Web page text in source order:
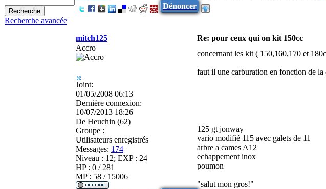
Recherche avancée
Dénoncer
mitch125 Re: pour ceux qui on kit 150cc
Accro
Joint:
01/05/2008 06:13
Dernière connexion:
10/07/2013 18:26
De Heuchin (62)
Groupe :
Utilisateurs enregistrés
Messages: 174
Niveau : 12; EXP : 24
HP : 0 / 281
MP : 58 / 15006
concernant les kit ( 150,160,170 et
faut il une carburation en fonction de
125 gt jonway
vario modifié 115 avec galets de 11
arbre a cames A12
echappement inox
poumon
"salut mon gros!"